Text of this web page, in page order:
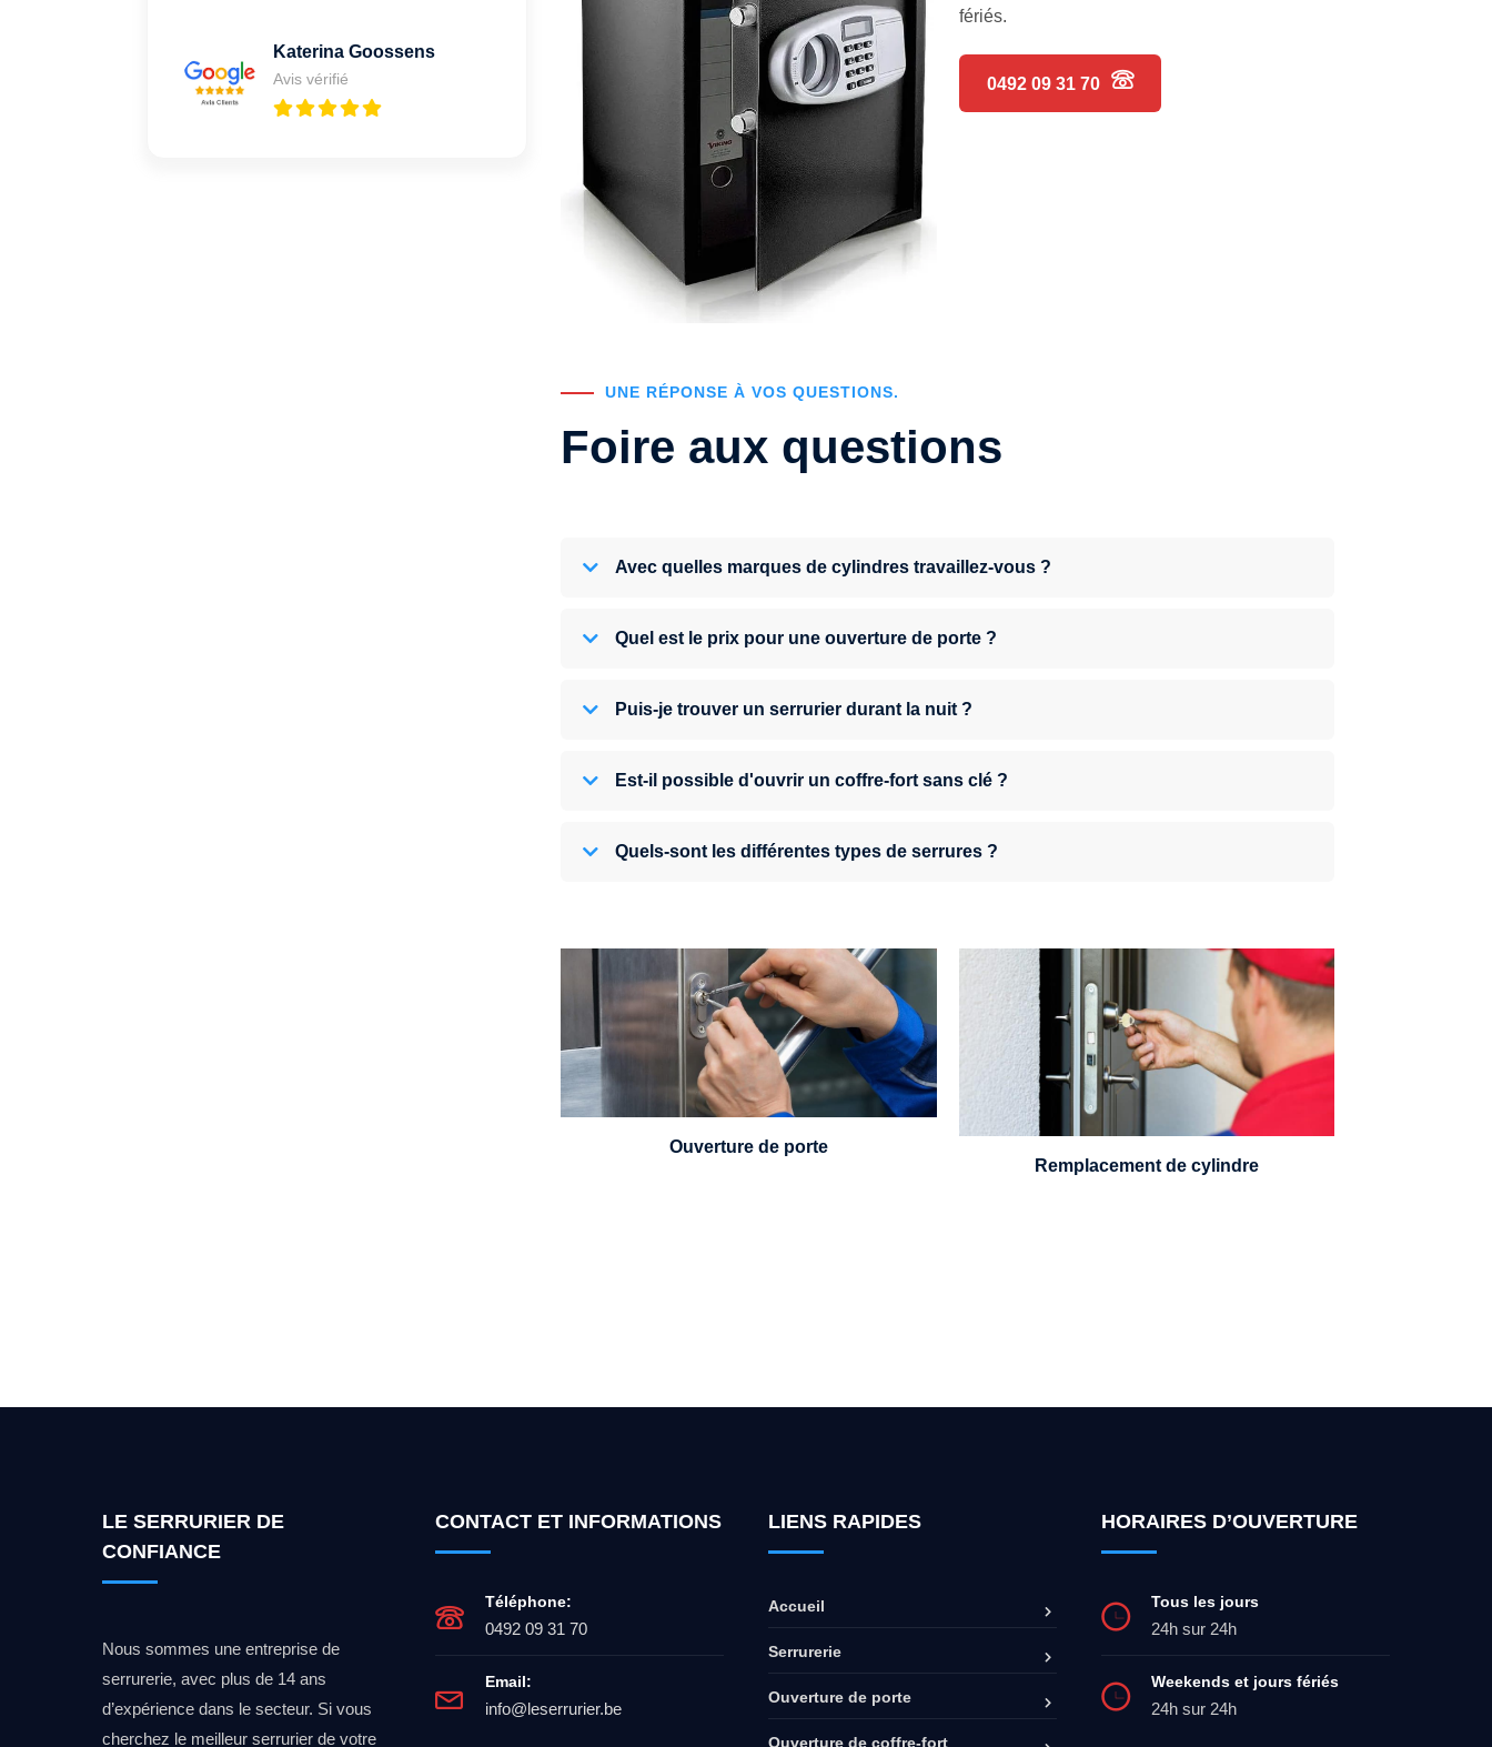
Katerina Goossens
Avis vérifié
fériés.
0492 09 31 70
UNE RÉPONSE À VOS QUESTIONS.
Foire aux questions
Avec quelles marques de cylindres travaillez-vous ?
Quel est le prix pour une ouverture de porte ?
Puis-je trouver un serrurier durant la nuit ?
Est-il possible d'ouvrir un coffre-fort sans clé ?
Quels-sont les différentes types de serrures ?
Vous avez perdu vos clés ou la porte s'est
refermée derrière vous ? Un serrurier est
disponible 24h/7.
Ouverture de porte
Un serrurier sera en mesure de choisir et
remplacer un cylindre standard, à 5
leviers ou à 3 leviers, Mul-T-Lock ou
encore multipoints.
Remplacement de cylindre
LE SERRURIER DE
CONFIANCE
Nous sommes une entreprise de
serrurerie, avec plus de 14 ans
d’expérience dans le secteur. Si vous
cherchez le meilleur serrurier de votre
CONTACT ET INFORMATIONS
Téléphone:
0492 09 31 70
Email:
info@leserrurier.be
LIENS RAPIDES
Accueil
Serrurerie
Ouverture de porte
Ouverture de coffre-fort
HORAIRES D’OUVERTURE
Tous les jours
24h sur 24h
Weekends et jours fériés
24h sur 24h